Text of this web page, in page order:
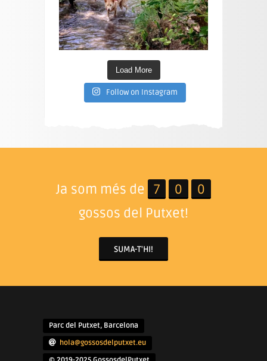
Load More
Follow on Instagram
Ja som més de 7 0
0
gossos del Putxet!
SUMA-T'HI!
Parc del Putxet, Barcelona
hola@gossosdelputxet.eu